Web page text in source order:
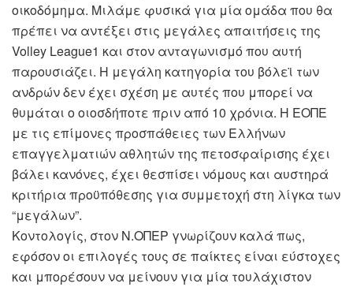
οικοδόμημα. Μιλάμε φυσικά για μία ομάδα που θα
πρέπει να αντέξει στις μεγάλες απαιτήσεις της
Volley League1 και στον ανταγωνισμό που αυτή
παρουσιάζει. Η μεγάλη κατηγορία του βόλεϊ των
ανδρών δεν έχει σχέση με αυτές που μπορεί να
θυμάται ο οιοσδήποτε πριν από 10 χρόνια. Η ΕΟΠΕ
με τις επίμονες προσπάθειες των Ελλήνων
επαγγελματιών αθλητών της πετοσφαίρισης έχει
βάλει κανόνες, έχει θεσπίσει νόμους και αυστηρά
κριτήρια προϋπόθεσης για συμμετοχή στη λίγκα των
“μεγάλων”.
Κοντολογίς, στον Ν.ΟΠΕΡ γνωρίζουν καλά πως,
εφόσον οι επιλογές τους σε παίκτες είναι εύστοχες
και μπορέσουν να μείνουν για μία τουλάχιστον